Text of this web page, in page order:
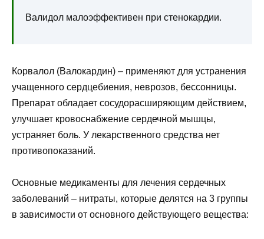
Валидол малоэффективен при стенокардии.
Корвалол (Валокардин) – применяют для устранения
учащенного сердцебиения, неврозов, бессонницы.
Препарат обладает сосудорасширяющим действием,
улучшает кровоснабжение сердечной мышцы,
устраняет боль. У лекарственного средства нет
противопоказаний.
Основные медикаменты для лечения сердечных
заболеваний – нитраты, которые делятся на 3 группы
в зависимости от основного действующего вещества: